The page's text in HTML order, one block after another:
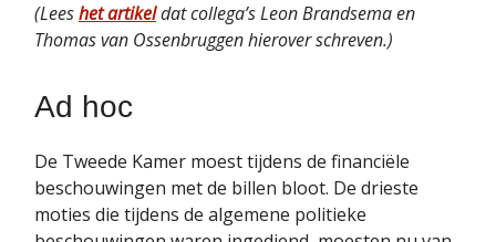
(Leeshet artikeldat collega’s Leon Brandsema en
Thomas van Ossenbruggen hierover schreven.)
Ad hoc
De Tweede Kamer moest tijdens de financiële
beschouwingen met de billen bloot. De drieste
moties die tijdens de algemene politieke